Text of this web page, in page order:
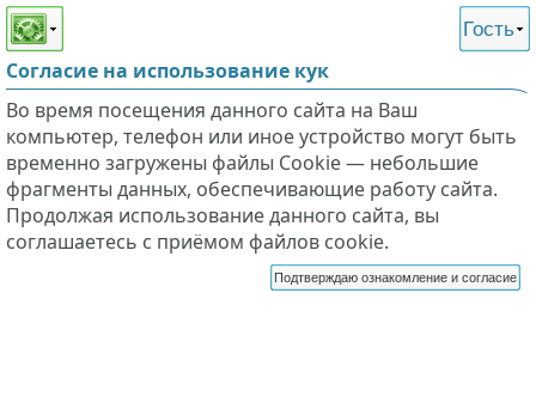
Этот сайт поддерживает
слабовидящих
Гость
Согласие на использование кук
Во время посещения данного сайта на Ваш
компьютер, телефон или иное устройство могут быть
временно загружены файлы Cookie — небольшие
фрагменты данных, обеспечивающие работу сайта.
Продолжая использование данного сайта, вы
соглашаетесь с приёмом файлов cookie.
Подтверждаю ознакомление и согласие